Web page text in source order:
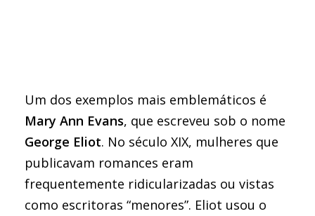
Um dos exemplos mais emblemáticos é
Mary Ann Evans, que escreveu sob o nome
George Eliot. No século XIX, mulheres que
publicavam romances eram
frequentemente ridicularizadas ou vistas
como escritoras “menores”. Eliot usou o